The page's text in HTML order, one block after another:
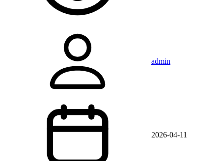
admin
2026-04-11